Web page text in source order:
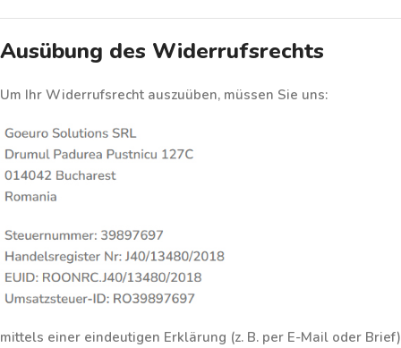
Ausübung des Widerrufsrechts
Um Ihr Widerrufsrecht auszuüben, müssen Sie uns:
mittels einer eindeutigen Erklärung (z. B. per E-Mail oder Brief)